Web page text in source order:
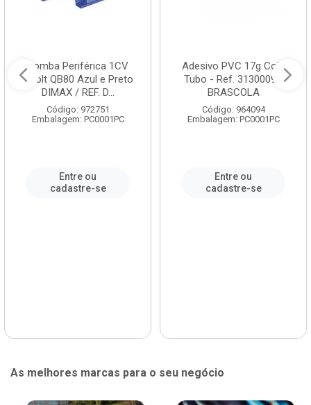
Bomba Periférica 1CV
Bivolt QB80 Azul e Preto
DIMAX / REF. D...
Código: 972751
Embalagem: PC0001PC
Entre ou
cadastre-se
Adesivo PVC 17g Cola
Tubo - Ref. 3130009 -
BRASCOLA
Código: 964094
Embalagem: PC0001PC
Entre ou
cadastre-se
As melhores marcas para o seu negócio